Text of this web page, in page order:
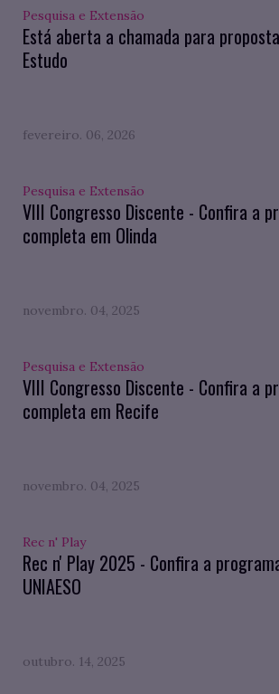
Pesquisa e Extensão
Está aberta a chamada para
Estudo
fevereiro. 06, 2026
Pesquisa e Extensão
VIII Congresso Discente - Confira a
completa em Olinda
novembro. 04, 2025
Pesquisa e Extensão
VIII Congresso Discente - Confira a
completa em Recife
novembro. 04, 2025
Rec n' Play
Rec n' Play 2025 - Confira a
UNIAESO
outubro. 14, 2025